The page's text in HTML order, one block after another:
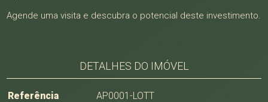
Agende uma visita e descubra o potencial deste investimento.
DETALHES DO IMÓVEL
Referência
AP0001-LOTT